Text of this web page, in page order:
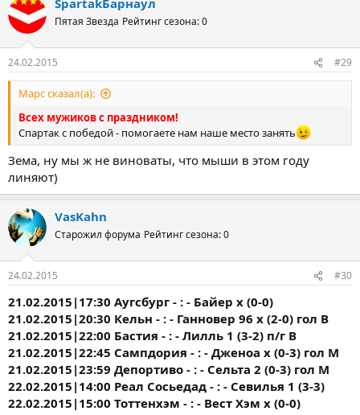
Пятая Звезда Рейтинг сезона: 0
24.02.2015 #29
Марс сказал(а):
Всех мужиков с праздником!
Спартак с победой - помогаете нам наше место занять
Зема, ну мы ж не виноваты, что мыши в этом году
линяют)
VasKahn
Старожил форума Рейтинг сезона: 0
24.02.2015 #30
21.02.2015|17:30 Аугсбург - : - Байер х (0-0)
21.02.2015|20:30 Кельн - : - Ганновер 96 х (2-0) гол В
21.02.2015|22:00 Бастия - : - Лилль 1 (3-2) п/г В
21.02.2015|22:45 Сампдория - : - Дженоа х (0-3) гол М
21.02.2015|23:59 Депортиво - : - Сельта 2 (0-3) гол М
22.02.2015|14:00 Реал Сосьедад - : - Севилья 1 (3-3)
22.02.2015|15:00 Тоттенхэм - : - Вест Хэм х (0-0)